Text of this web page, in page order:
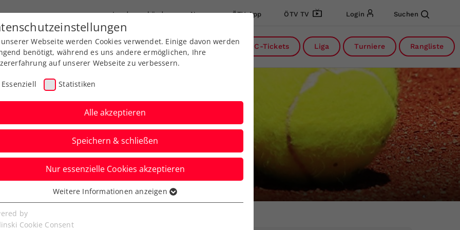
Landesverbände News ÖTV App ÖTV TV Login Suchen
Ausbildung Services Über uns DC-Tickets Liga Turniere Rangliste
Aktuelle News
Webseite werden Cookies verwendet. Einige davon werden
benötigt, während es uns andere ermöglichen, Ihre
auf unserer Webseite zu verbessern.
Essenziell Statistiken
Alle akzeptieren
Speichern & schließen
Nur essenzielle Cookies akzeptieren
Cookies werden für grundlegende Funktionen der
benötigt. Dadurch ist gewährleistet, dass die Webseite
Weitere Informationen anzeigen
by
Cookie Consent